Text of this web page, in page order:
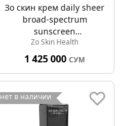
Зо скин крем daily sheer
broad-spectrum
sunscreen
солнцезащитный крем
для лица spf 50 45мл
Zo Skin Health
1 425 000 СУМ
нет в наличии